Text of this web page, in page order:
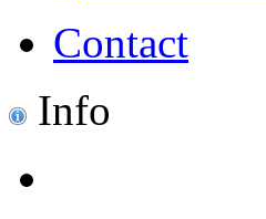
Contact
Info